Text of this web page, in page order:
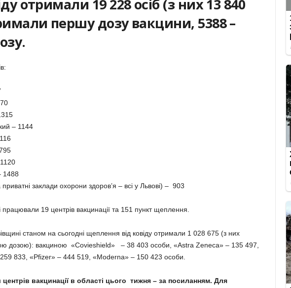
отримали 19 228осіб (з них13 840
першу дозу вакцини, 5388–
– 1144
1488
приватні заклади охорони здоров’я – всі у Львові) – 903
працювали 19 центрів вакцинації та 151 пункт щеплення.
станом на сьогодні щеплення від ковіду отримали 1 028 675 (з них
дозою): вакциною «Covieshield» – 38 403 особи, «Astra Zeneca» – 135 497,
833, «Pfizer» – 444 519, «Moderna» – 150 423 особи.
вакцинації в області цього тижня – за посиланням. Для